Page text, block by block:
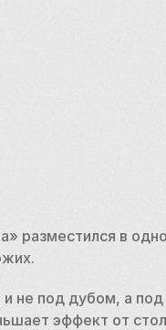
разместился в
и не под дубом, а
эффект от